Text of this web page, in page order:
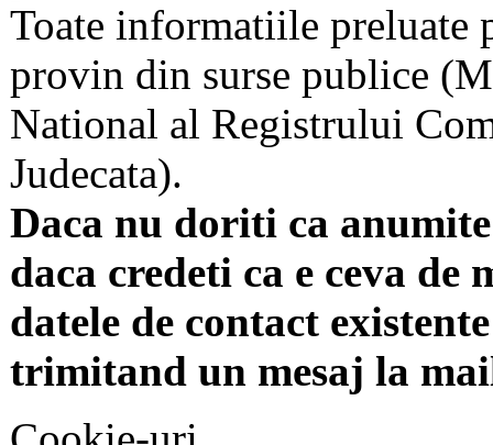
Toate informatiile preluate
provin din surse publice
National al Registrului
Judecata).
Daca nu doriti ca
daca credeti ca e ceva
datele de contact
trimitand un mesaj la